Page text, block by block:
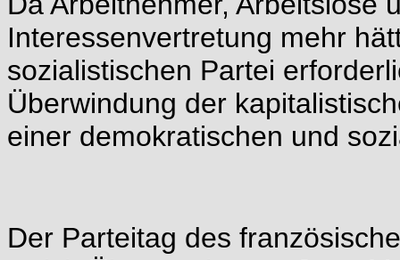
Interessenvertretung mehr
sozialistischen Partei
Überwindung der
einer demokratischen und
Der Parteitag des